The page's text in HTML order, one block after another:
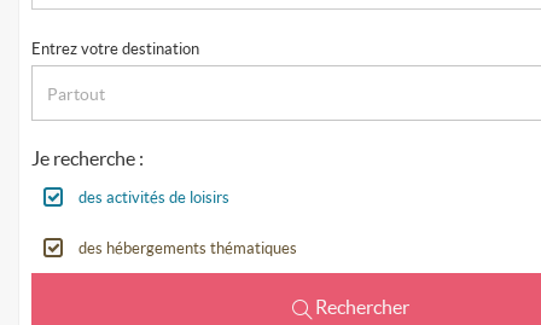
Entrez votre destination
Je recherche :
des activités de loisirs
des hébergements thématiques
Rechercher